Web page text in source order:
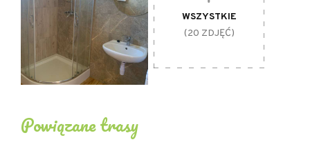
WSZYSTKIE
(20 ZDJĘĆ)
Powiązane trasy